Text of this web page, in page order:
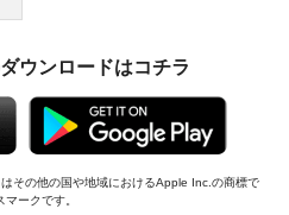
ウンロードはコチラ
その他の国や地域におけるApple Inc.の商標で
ークです。